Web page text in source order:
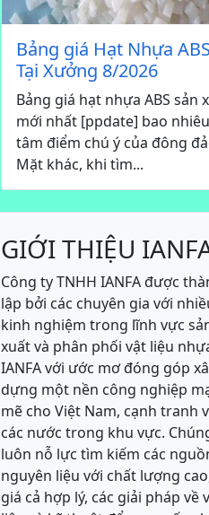
Bảng giá Hạt Nhựa
Tại Xưởng 8/2026
Bảng giá hạt nhựa ABS sản
mới nhất [ppdate] bao
tâm điểm chú ý của đông
Mặt khác, khi tìm...
GIỚI THIỆU
Công ty TNHH IANFA được
lập bởi các chuyên gia với
kinh nghiệm trong lĩnh vực
xuất và phân phối vật liệu
IANFA với ước mơ đóng góp
dựng một nền công nghiệp
mẽ cho Việt Nam, cạnh tranh
các nước trong khu vực.
luôn nỗ lực tìm kiếm các
nguyên liệu với chất lượng
giá cả hợp lý, các giải pháp về